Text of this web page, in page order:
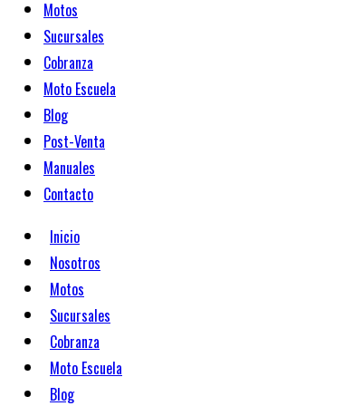
Motos
Sucursales
Cobranza
Moto Escuela
Blog
Post-Venta
Manuales
Contacto
Inicio
Nosotros
Motos
Sucursales
Cobranza
Moto Escuela
Blog